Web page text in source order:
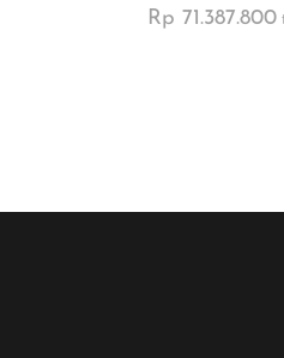
Rp 71.387.800